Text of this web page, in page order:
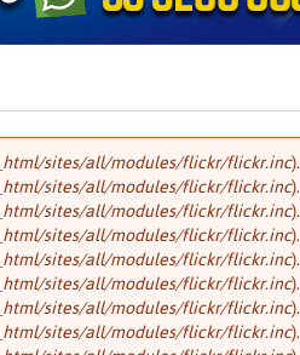
sites/all/modules/flickr/flickr.inc).
sites/all/modules/flickr/flickr.inc).
sites/all/modules/flickr/flickr.inc).
sites/all/modules/flickr/flickr.inc).
sites/all/modules/flickr/flickr.inc).
sites/all/modules/flickr/flickr.inc).
sites/all/modules/flickr/flickr.inc).
sites/all/modules/flickr/flickr.inc).